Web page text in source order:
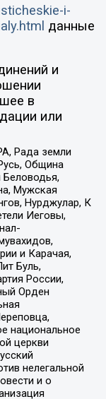
i-
данные
и
в
или
Рада земли
Община
Беловодья,
Мужская
Нурджулар, К
Иеговы,
и Карачая,
Буль,
России,
Орден
национальное
церкви
нелегальной
и о